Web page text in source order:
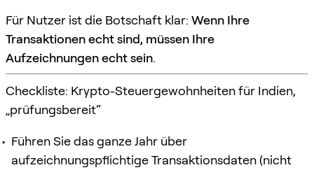
Für Nutzer ist die Botschaft klar: Wenn Ihre
Transaktionen echt sind, müssen Ihre
Aufzeichnungen echt sein.
Checkliste: Krypto-Steuergewohnheiten für Indien,
„prüfungsbereit“
Führen Sie das ganze Jahr über
aufzeichnungspflichtige Transaktionsdaten (nicht